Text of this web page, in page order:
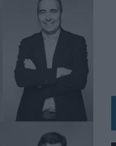
Y ECONÓMICOS
CARAS DE LA MISMA